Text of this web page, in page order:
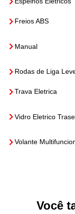
Freios ABS
Manual
Rodas de Liga
Trava Eletrica
Vidro Eletrico
Volante
Você